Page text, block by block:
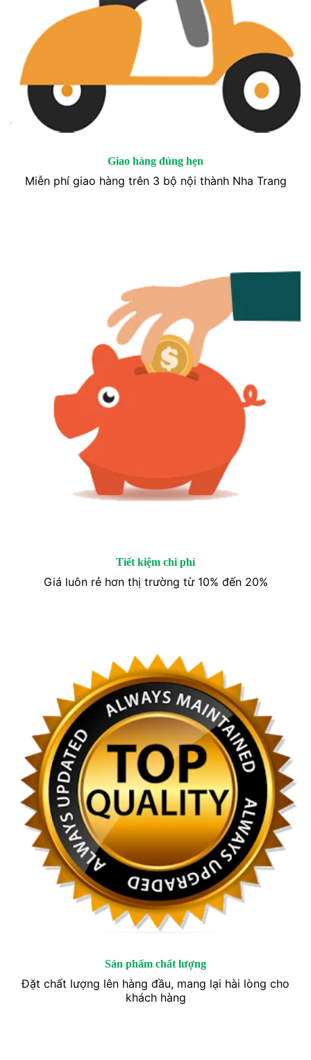
Giao hàng đúng hẹn
Miễn phí giao hàng trên 3 bộ nội thành Nha Trang
Tiết kiệm chi phí
Giá luôn rẻ hơn thị trường từ 10% đến 20%
Sản phẩm chất lượng
Đặt chất lượng lên hàng đầu, mang lại hài lòng cho
khách hàng